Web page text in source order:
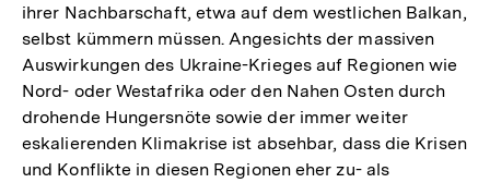
ihrer Nachbarschaft, etwa auf dem westlichen Balkan,
selbst kümmern müssen. Angesichts der massiven
Auswirkungen des Ukraine-Krieges auf Regionen wie
Nord- oder Westafrika oder den Nahen Osten durch
drohende Hungersnöte sowie der immer weiter
eskalierenden Klimakrise ist absehbar, dass die Krisen
und Konflikte in diesen Regionen eher zu- als